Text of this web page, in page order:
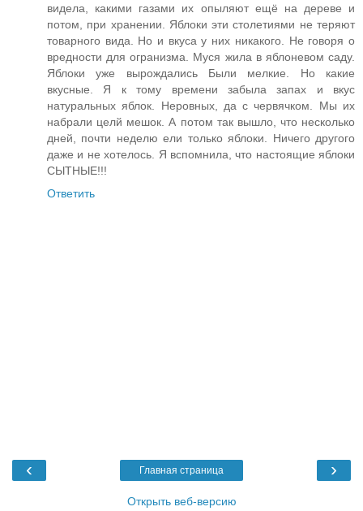
видела, какими газами их опыляют ещё на дереве и
потом, при хранении. Яблоки эти столетиями не теряют
товарного вида. Но и вкуса у них никакого. Не говоря о
вредности для огранизма. Муся жила в яблоневом саду.
Яблоки уже вырождались Были мелкие. Но какие
вкусные. Я к тому времени забыла запах и вкус
натуральных яблок. Неровных, да с червячком. Мы их
набрали целй мешок. А потом так вышло, что несколько
дней, почти неделю ели только яблоки. Ничего другого
даже и не хотелось. Я вспомнила, что настоящие яблоки
СЫТНЫЕ!!!
Ответить
‹ ›
Главная страница
Открыть веб-версию